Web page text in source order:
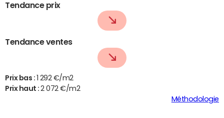
Tendance prix
Tendance ventes
Prix bas :
1 292 €/m2
Prix haut :2 072 €/m2
Méthodologie